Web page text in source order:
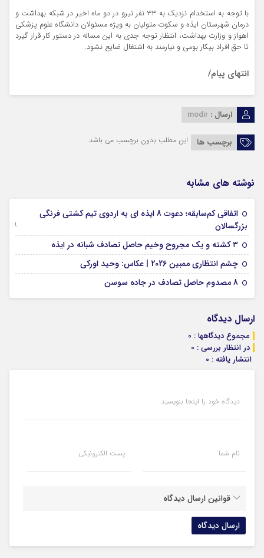
با توجه به استخدام نزدیک به ۳۳ نفر نیرو در دو ماه اخیر در شبکه بهداشت و
درمان شهرستان ایذه و سکوت متولیان به ویژه مسئولان دانشگاه علوم پزشکی
اهواز و وزارت بهداشت، انتظار توجه جدی به این مساله در دستور کار قرار گیرد
تا حق افراد بیکار بومی و نیارمند به اشتغال ضایع نشود.
انتهای پیام/
ارسال : modir
برچسب ها این مطلب بدون برچسب می باشد.
نوشته های مشابه
اتفاقی کم‌سابقه؛ دعوت 8 ایذه ای به اردوی تیم کشتی فرنگی
بزرگسالان
09 جولای 2026
۳ کشته و یک مجروح وخیم حاصل تصادف شبانه در ایذه
چشم انتظاری ممبین 2026 | عکاس: وحید اورکی
8 مصدوم حاصل تصادف در جاده سوسن
ارسال دیدگاه
مجموع دیدگاهها : 0
در انتظار بررسی : 0
انتشار یافته : 0
دیدگاه خود را اینجا بنویسید
نام شما پست الکترونیکی
قوانین ارسال دیدگاه